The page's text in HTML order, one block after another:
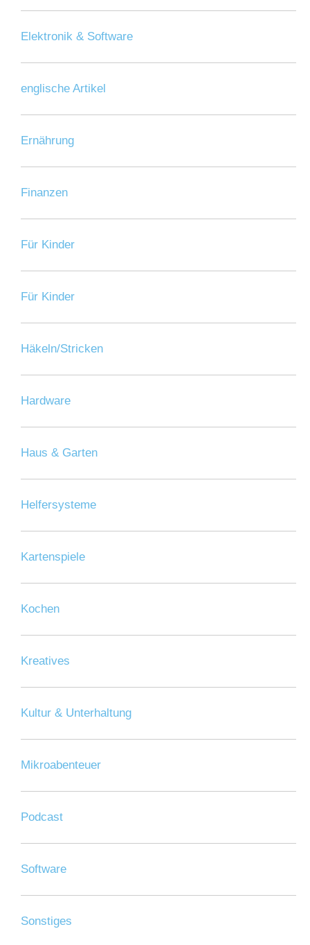
Elektronik & Software
englische Artikel
Ernährung
Finanzen
Für Kinder
Für Kinder
Häkeln/Stricken
Hardware
Haus & Garten
Helfersysteme
Kartenspiele
Kochen
Kreatives
Kultur & Unterhaltung
Mikroabenteuer
Podcast
Software
Sonstiges